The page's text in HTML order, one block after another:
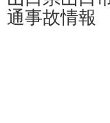
通事故情報